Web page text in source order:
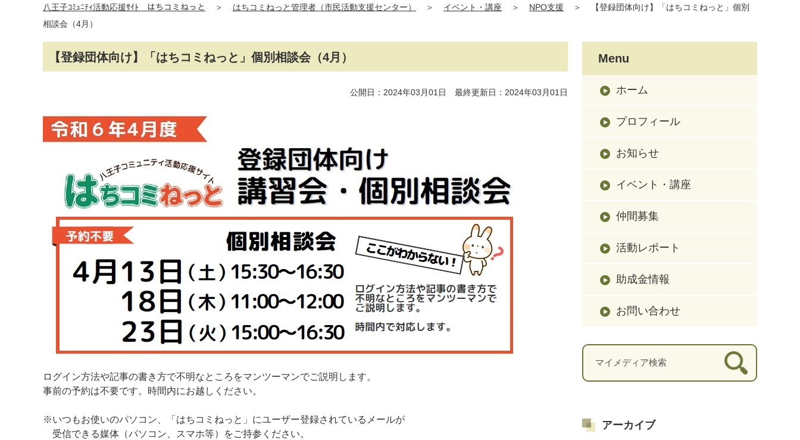
八王子ｺﾐｭﾆﾃｨ活動応援ｻｲﾄ はちコミねっと ＞ はちコミねっと管理者（市民活動支援センター） ＞ イベント・講座 ＞ NPO支援 ＞
【登録団体向け】「はちコミねっと」個別
相談会（4月）
【登録団体向け】「はちコミねっと」個別相談会（4月）
公開日：2024年03月01日 最終更新日：2024年03月01日
ログイン方法や記事の書き方で不明なところをマンツーマンでご説明します。
事前の予約は不要です。時間内にお越しください。
※いつもお使いのパソコン、「はちコミねっと」にユーザー登録されているメールが
受信できる媒体（パソコン、スマホ等）をご持参ください。
Menu
ホーム
プロフィール
お知らせ
イベント・講座
仲間募集
活動レポート
助成金情報
お問い合わせ
マイメディア検索
アーカイブ